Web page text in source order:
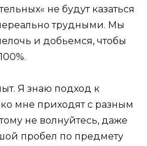
не будут казаться
трудными. Мы
и добьемся, чтобы
Я знаю подход к
мне приходят с разным
не волнуйтесь, даже
пробел по предмету